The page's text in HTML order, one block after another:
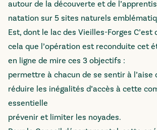
autour de la découverte et de
natation sur 5 sites naturels
Est, dont le lac des Vieilles-Forges C’est
cela que l’opération est reconduite cet
en ligne de mire ces 3 objectifs :
permettre à chacun de se sentir à l’aise
réduire les inégalités d’accès à cette
essentielle
prévenir et limiter les noyades.